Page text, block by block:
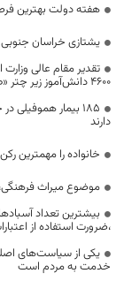
هفته دولت بهترین
یشتازی خراسان جنوبی
تقدیر مقام عالی
۴۶۰۰ دانش‌آموز زیر چتر «طرح حامی»
۱۸۵ بیمار
دارند
خانواده را مهمترین
موضوع میراث
بیشترین تعداد
،ضرورت استفاده از
یکی از سیاست‌های
خدمت به مردم است